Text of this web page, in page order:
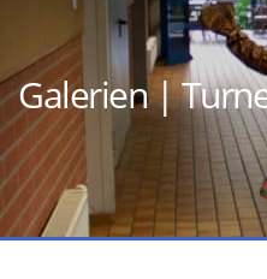
Galerien |